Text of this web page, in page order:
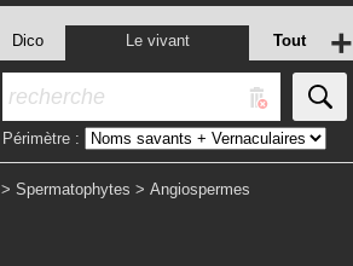
Dico Le vivant Tout
Périmètre :
+
> Spermatophytes > Angiospermes